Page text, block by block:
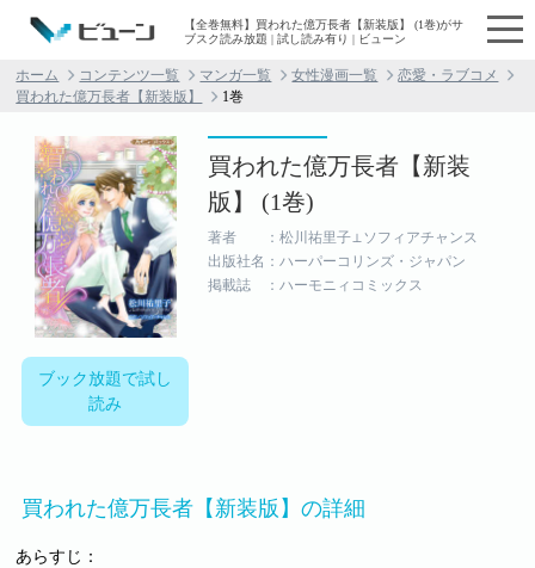
【全巻無料】買われた億万長者【新装版】 (1巻)がサ
ブスク読み放題 | 試し読み有り | ビューン
ホーム コンテンツ一覧 マンガ一覧 女性漫画一覧
恋愛・ラブコメ
買われた億万長者【新装版】
1巻
ブック放題で試し
読み
買われた億万長者【新装
版】 (1巻)
著者 ：松川祐里子⊥ソフィアチャンス
出版社名：ハーパーコリンズ・ジャパン
掲載誌 ：ハーモニィコミックス
買われた億万長者【新装版】の詳細
あらすじ：